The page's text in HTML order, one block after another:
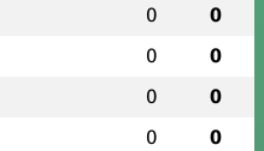
0 0
0 0
0 0
0 0